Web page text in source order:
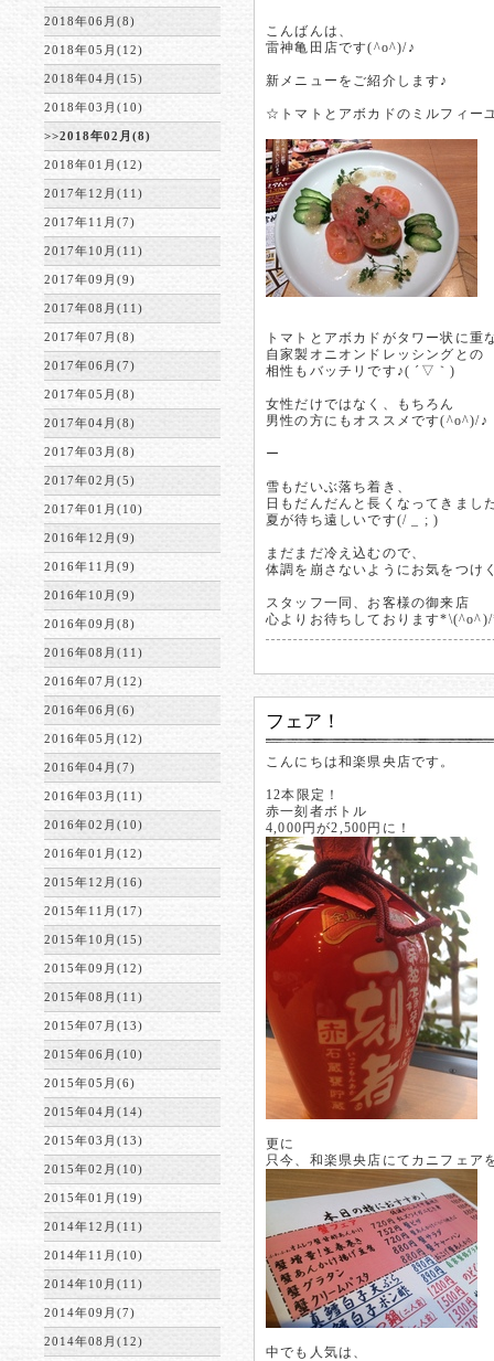
2018年06月(8)
2018年05月(12)
2018年04月(15)
2018年03月(10)
>>2018年02月(8)
2018年01月(12)
2017年12月(11)
2017年11月(7)
2017年10月(11)
2017年09月(9)
2017年08月(11)
2017年07月(8)
2017年06月(7)
2017年05月(8)
2017年04月(8)
2017年03月(8)
2017年02月(5)
2017年01月(10)
2016年12月(9)
2016年11月(9)
2016年10月(9)
2016年09月(8)
2016年08月(11)
2016年07月(12)
2016年06月(6)
2016年05月(12)
2016年04月(7)
2016年03月(11)
2016年02月(10)
2016年01月(12)
2015年12月(16)
2015年11月(17)
2015年10月(15)
2015年09月(12)
2015年08月(11)
2015年07月(13)
2015年06月(10)
2015年05月(6)
2015年04月(14)
2015年03月(13)
2015年02月(10)
2015年01月(19)
2014年12月(11)
2014年11月(10)
2014年10月(11)
2014年09月(7)
2014年08月(12)
こんばんは、
雷神亀田店です(^o^)/♪
新メニューをご紹介します♪
☆トマトとアボカドのミルフィー
トマトとアボカドがタワー状に重
自家製オニオンドレッシングとの
相性もバッチリです♪( ´▽｀)
女性だけではなく、もちろん
男性の方にもオススメです(^o^)/♪
ー
雪もだいぶ落ち着き、
日もだんだんと長くなってきまし
夏が待ち遠しいです(/ _ ; )
まだまだ冷え込むので、
体調を崩さないようにお気をつけ
スタッフ一同、お客様の御来店
心よりお待ちしております
フェア！
こんにちは和楽県央店です。
12本限定！
赤一刻者ボトル
4,000円が2,500円に！
更に
只今、和楽県央店にてカニフェア
中でも人気は、